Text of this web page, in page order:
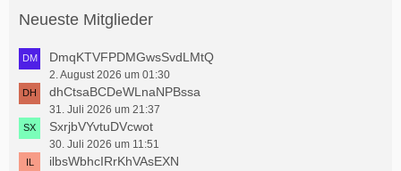
Neueste Mitglieder
DmqKTVFPDMGwsSvdLMtQ
2. August 2026 um 01:30
dhCtsaBCDeWLnaNPBssa
31. Juli 2026 um 21:37
SxrjbVYvtuDVcwot
30. Juli 2026 um 11:51
ilbsWbhcIRrKhVAsEXN